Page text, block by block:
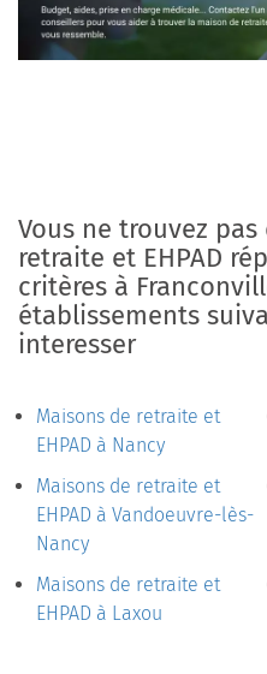
Vous ne trouvez
retraite et EHPAD
critères à
établissements
interesser
Maisons de retraite et
EHPAD à Nancy
Maisons de retraite et
EHPAD à Vandoeuvre-lès-
Nancy
Maisons de retraite et
EHPAD à Laxou